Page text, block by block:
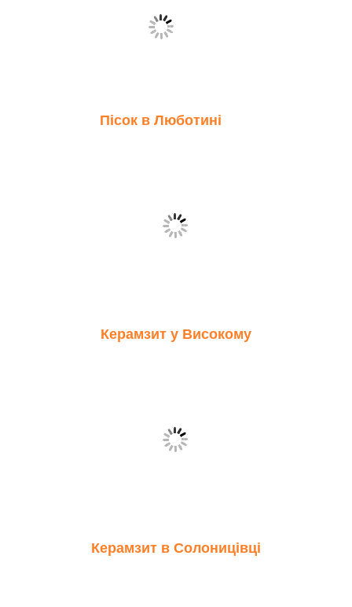
Пісок в Люботині
Керамзит у Високому
Керамзит в Солоницівці